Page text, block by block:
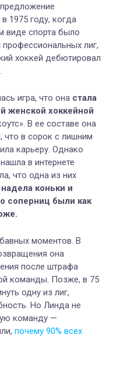
1975 году, когда
виде спорта было
лиг,
хоккей дебютировал
игра, что она стала
женской хоккейной
В ее составе она
что в сорок с лишним
карьеру. Однако
в интернете
что одна из них
коньки и
соперниц были как
моментов. В
она
после штрафа
команды. Позже, в 75
одну из лиг,
Но Линда не
команду —
почему 90% всех